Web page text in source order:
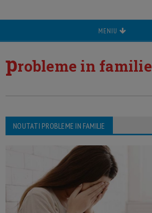
MENIU
probleme in familie
NOUTATI PROBLEME IN FAMILIE